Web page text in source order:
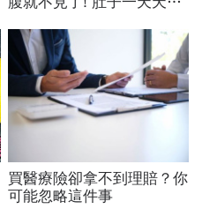
買醫療險卻拿不到理賠？你
可能忽略這件事